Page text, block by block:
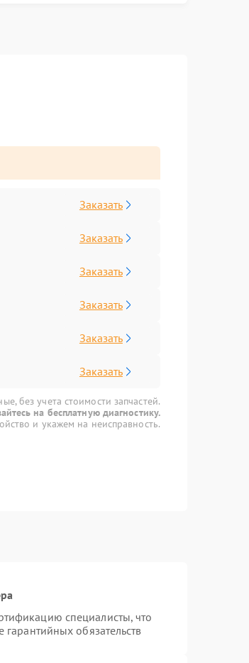
Заказать
Заказать
Заказать
Заказать
Заказать
Заказать
без учета стоимости запчастей.
на бесплатную диагностику.
и укажем на неисправность.
специалисты, что
обязательств